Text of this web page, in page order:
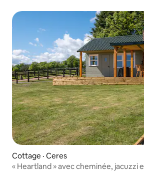
Cottage · Ceres
« Heartland » avec cheminée, jacuzzi